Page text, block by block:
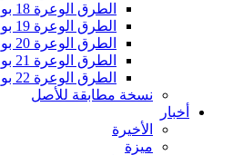
الطرق الوعرة 18 بوصة
الطرق الوعرة 19 بوصة
الطرق الوعرة 20 بوصة
الطرق الوعرة 21 بوصة
الطرق الوعرة 22 بوصة
نسخة مطابقة للأصل
أخبار
الأخيرة
ميزة